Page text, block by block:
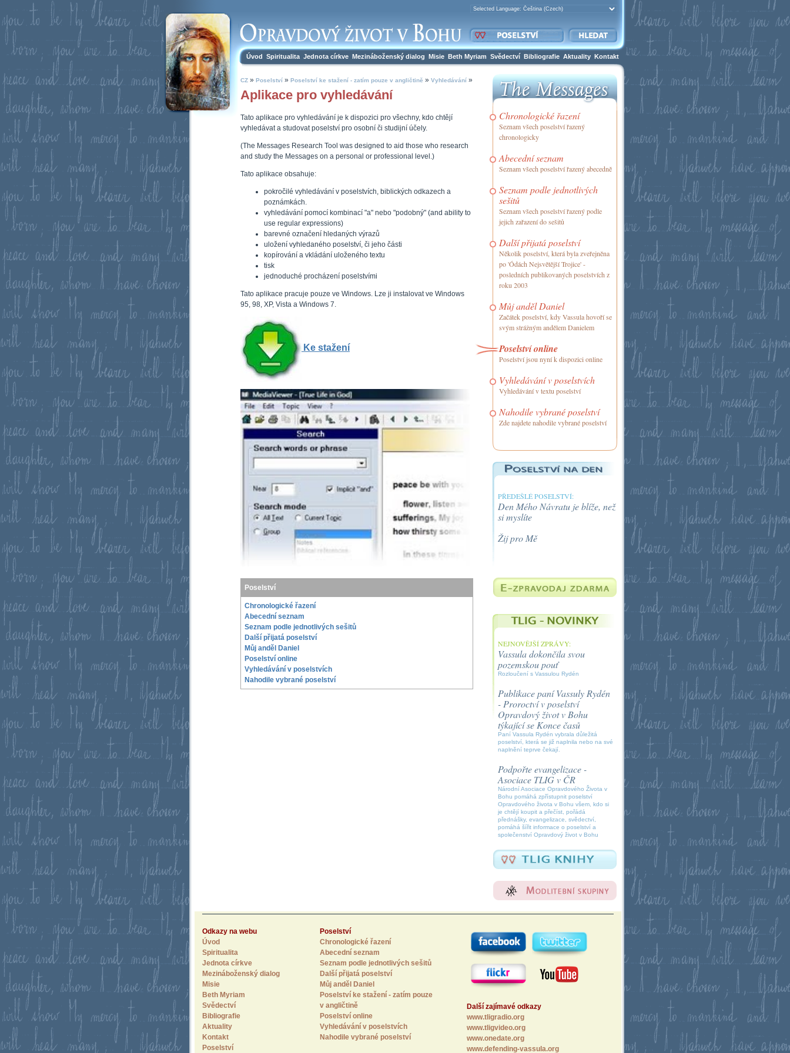
Úvod Spiritualita Jednota církve Mezináboženský dialog Misie Beth Myriam Svědectví Bibliografie Aktuality Kontakt
CZ » Poselství » Poselství ke stažení - zatím pouze v angličtině » Vyhledávání »
Aplikace pro vyhledávání
Tato aplikace pro vyhledávání je k dispozici pro všechny, kdo chtějí
vyhledávat a studovat poselství pro osobní či studijní účely.
(The Messages Research Tool was designed to aid those who research
and study the Messages on a personal or professional level.)
Tato aplikace obsahuje:
pokročilé vyhledávání v poselstvích, biblických odkazech a
poznámkách.
vyhledávání pomocí kombinací "a" nebo "podobný" (and ability to
use regular expressions)
barevné označení hledaných výrazů
uložení vyhledaného poselství, či jeho části
kopírování a vkládání uloženého textu
tisk
jednoduché procházení poselstvími
Tato aplikace pracuje pouze ve Windows. Lze ji instalovat ve Windows
95, 98, XP, Vista a Windows 7.
Ke stažení
Poselství
Chronologické řazení
Abecední seznam
Seznam podle jednotlivých sešitů
Další přijatá poselství
Můj anděl Daniel
Poselství online
Vyhledávání v poselstvích
Nahodile vybrané poselství
Chronologické řazení
Seznam všech poselství řazený
chronologicky
Abecední seznam
Seznam všech poselství řazený abecedně
Seznam podle jednotlivých
sešitů
Seznam všech poselství řazený podle
jejich zařazení do sešitů
Další přijatá poselství
Několik poselství, která byla zveřejněna
po 'Ódách Nejsvětější Trojice' -
posledních publikovaných poselstvích z
roku 2003
Můj anděl Daniel
Začátek poselství, kdy Vassula hovoří se
svým strážným andělem Danielem
Poselství online
Poselství jsou nyní k dispozici online
Vyhledávání v poselstvích
Vyhledávání v textu poselství
Nahodile vybrané poselství
Zde najdete nahodile vybrané poselství
PŘEDEŠLÉ POSELSTVÍ:
Den Mého Návratu je blíže, než
si myslíte
Žij pro Mě
NEJNOVĚJŠÍ ZPRÁVY:
Vassula dokončila svou
pozemskou pouť
Rozloučení s Vassulou Rydén
Publikace paní Vassuly Rydén
- Proroctví v poselství
Opravdový život v Bohu
týkající se Konce časů
Paní Vassula Rydén vybrala důležitá
poselství, která se již naplnila nebo na své
naplnění teprve čekají.
Podpořte evangelizace -
Asociace TLIG v ČR
Národní Asociace Opravdového Života v
Bohu pomáhá zpřístupnit poselství
Opravdového života v Bohu všem, kdo si
je chtějí koupit a přečíst, pořádá
přednášky, evangelizace, svědectví,
pomáhá šířit informace o poselství a
společenství Opravdový život v Bohu
Odkazy na webu
Úvod
Spiritualita
Jednota církve
Mezináboženský dialog
Misie
Beth Myriam
Svědectví
Bibliografie
Aktuality
Kontakt
Poselství
Poselství
Chronologické řazení
Abecední seznam
Seznam podle jednotlivých sešitů
Další přijatá poselství
Můj anděl Daniel
Poselství ke stažení - zatím pouze
v angličtině
Poselství online
Vyhledávání v poselstvích
Nahodile vybrané poselství
Další zajímavé odkazy
www.tligradio.org
www.tligvideo.org
www.onedate.org
www.defending-vassula.org